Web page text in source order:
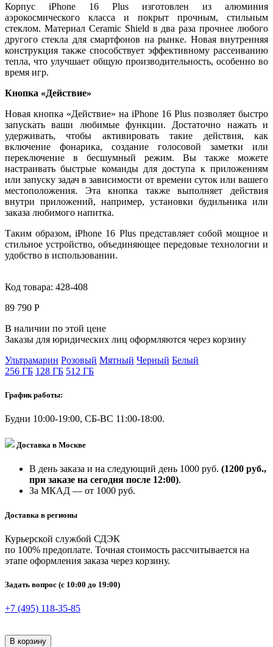
Корпус iPhone 16 Plus изготовлен из алюминия
аэрокосмического класса и покрыт прочным, стильным
стеклом. Материал Ceramic Shield в два раза прочнее любого
другого стекла для смартфонов на рынке. Новая внутренняя
конструкция также способствует эффективному рассеиванию
тепла, что улучшает общую производительность, особенно во
время игр.
Кнопка «Действие»
Новая кнопка «Действие» на iPhone 16 Plus позволяет быстро
запускать ваши любимые функции. Достаточно нажать и
удерживать, чтобы активировать такие действия, как
включение фонарика, создание голосовой заметки или
переключение в бесшумный режим. Вы также можете
настраивать быстрые команды для доступа к приложениям
или запуску задач в зависимости от времени суток или вашего
местоположения. Эта кнопка также выполняет действия
внутри приложений, например, установки будильника или
заказа любимого напитка.
Таким образом, iPhone 16 Plus представляет собой мощное и
стильное устройство, объединяющее передовые технологии и
удобство в использовании.
Код товара: 428-408
89 790 Р
В наличии по этой цене
Заказы для юридических лиц оформляются через корзину
Ультрамарин Розовый Мятный Черный Белый
256 ГБ 128 ГБ 512 ГБ
График работы:
Будни 10:00-19:00, СБ-ВС 11:00-18:00.
Доставка в Москве
В день заказа и на следующий день 1000 руб. (1200 руб.,
при заказе на сегодня после 12:00).
За МКАД — от 1000 руб.
Доставка в регионы
Курьерской службой СДЭК
по 100% предоплате. Точная стоимость рассчитывается на
этапе оформления заказа через корзину.
Задать вопрос (с 10:00 до 19:00)
+7 (495) 118-35-85
В корзину